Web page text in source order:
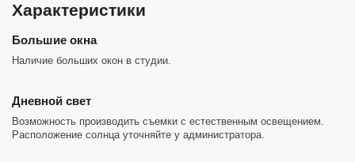
Характеристики
Большие окна
Наличие больших окон в студии.
Дневной свет
Возможность производить съемки с естественным освещением.
Расположение солнца уточняйте у администратора.